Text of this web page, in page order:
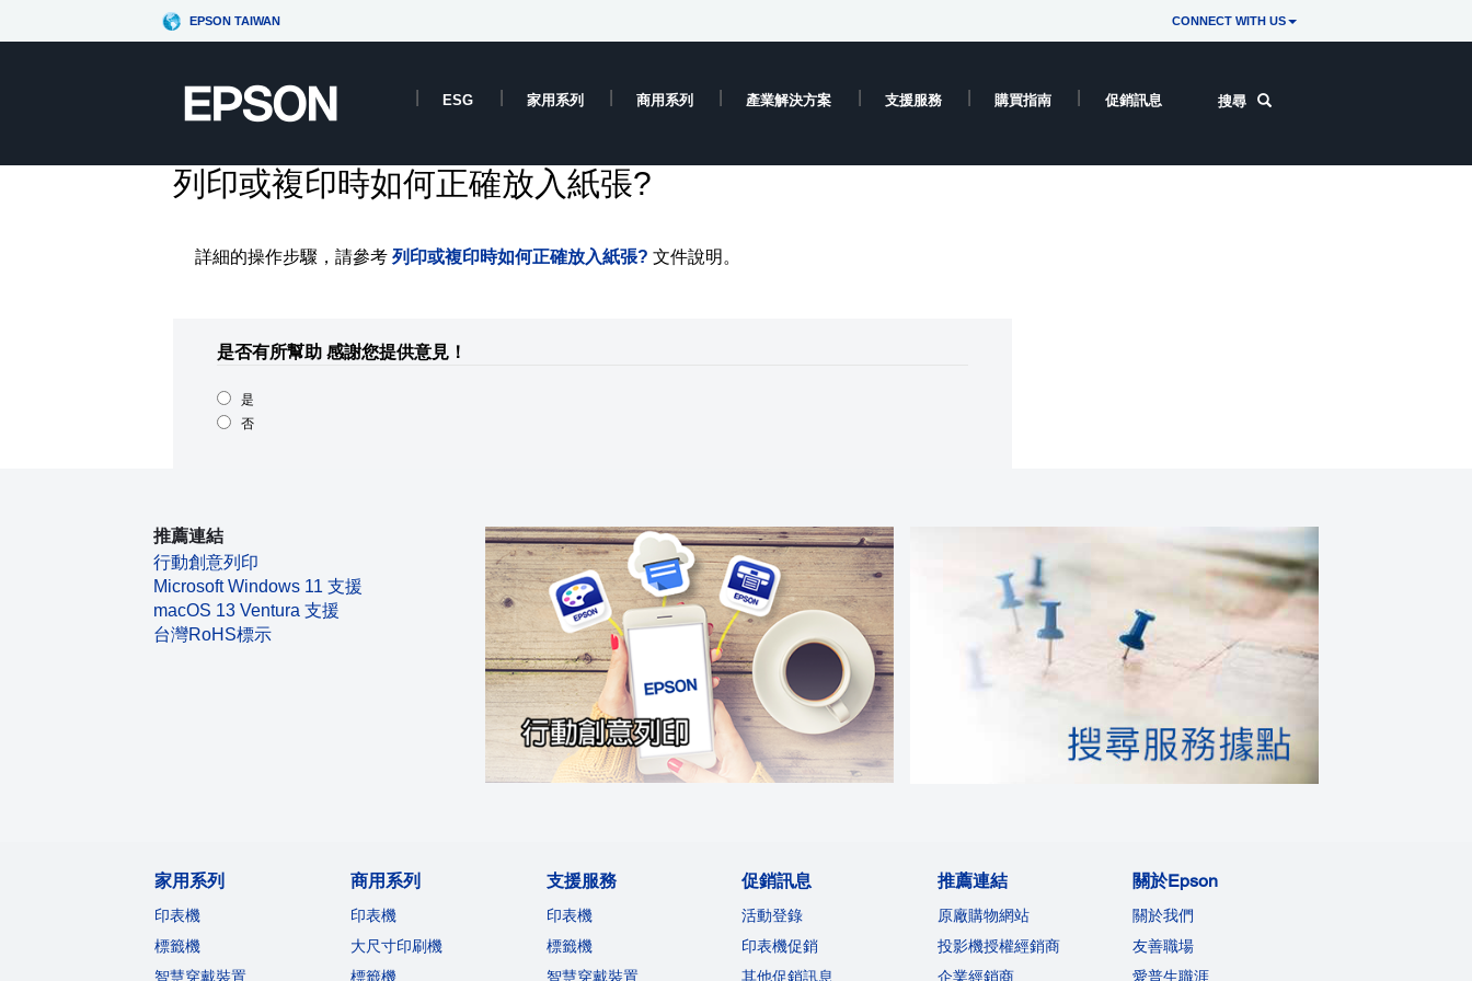
EPSON TAIWAN CONNECT WITH US
ESG 家用系列 商用系列 產業解決方案 支援服務 購買指南 促銷訊息 搜尋
列印或複印時如何正確放入紙張?
詳細的操作步驟，請參考 列印或複印時如何正確放入紙張? 文件說明。
是否有所幫助 感謝您提供意見！
是
否
推薦連結
行動創意列印
Microsoft Windows 11 支援
macOS 13 Ventura 支援
台灣RoHS標示
家用系列
印表機
標籤機
智慧穿戴裝置
商用系列
印表機
大尺寸印刷機
標籤機
支援服務
印表機
標籤機
智慧穿戴裝置
促銷訊息
活動登錄
印表機促銷
其他促銷訊息
推薦連結
原廠購物網站
投影機授權經銷商
企業經銷商
關於Epson
關於我們
友善職場
愛普生職涯